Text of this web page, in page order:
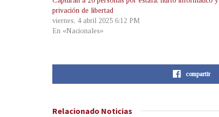
privación de libertad
viernes, 4 abril 2025 6:12 PM
En «Nacionales»
compartir
Relacionado Noticias